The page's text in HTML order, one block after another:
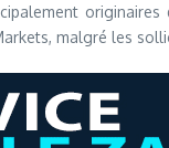
malgré les